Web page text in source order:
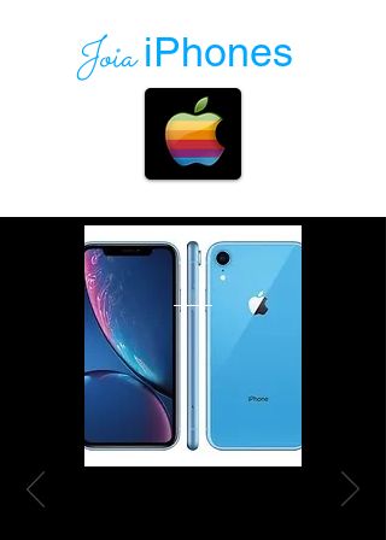
Joia iPhones